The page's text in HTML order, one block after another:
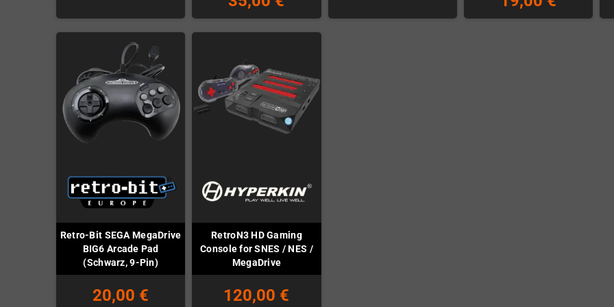
Retro-Bit SEGA MegaDrive
BIG6 Arcade Pad
(Schwarz, 9-Pin)
20,00 €
RetroN3 HD Gaming
Console for SNES / NES /
MegaDrive
120,00 €